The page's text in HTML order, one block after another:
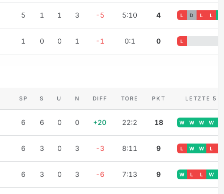
5 1 1 3 -5 5:10 4 L D L L
1 0 0 1 -1 0:1 0 L
SP S U N DIFF TORE PKT LETZTE 5
6 6 0 0 +20 22:2 18 W W W W
6 3 0 3 -3 8:11 9 L W W L
6 3 0 3 -6 7:13 9 W L L W